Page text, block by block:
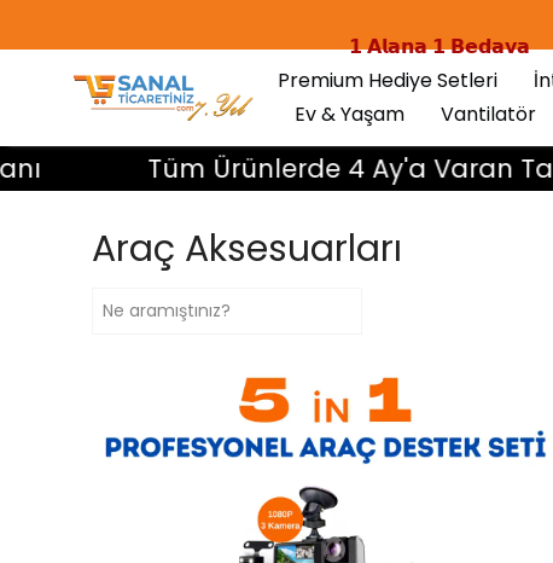
𝟭 𝗔𝗹𝗮𝗻𝗮 𝟭 𝗕𝗲𝗱𝗮𝘃𝗮
Premium Hediye Setleri
Ev & Yaşam
Vantilatör
Tüm Ürünlerde 4 Ay'a Varan Taksit
Araç Aksesuarları